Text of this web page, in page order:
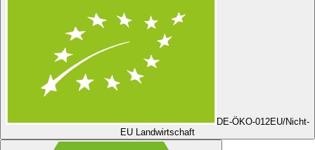
DE-ÖKO-012EU/Nicht-
EU Landwirtschaft